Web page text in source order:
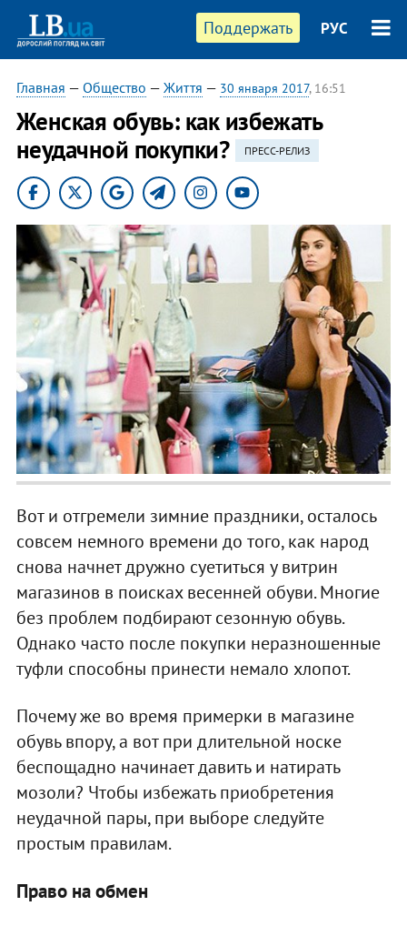
Поддержать РУС
Главная — Общество — Життя — 30 января 2017, 16:51
Женская обувь: как избежать
неудачной покупки?
ПРЕСС-РЕЛИЗ
Вот и отгремели зимние праздники, осталось
совсем немного времени до того, как народ
снова начнет дружно суетиться у витрин
магазинов в поисках весенней обуви. Многие
без проблем подбирают сезонную обувь.
Однако часто после покупки неразношенные
туфли способны принести немало хлопот.
Почему же во время примерки в магазине
обувь впору, а вот при длительной носке
беспощадно начинает давить и натирать
мозоли? Чтобы избежать приобретения
неудачной пары, при выборе следуйте
простым правилам.
Право на обмен